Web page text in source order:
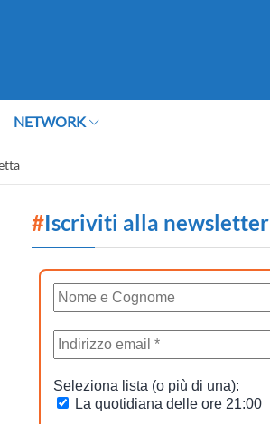
NETWORK
#Iscriviti alla newsletter